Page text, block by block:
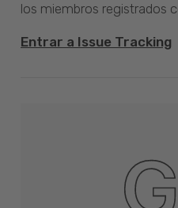
los miembros registrados
Entrar a Issue Tracking